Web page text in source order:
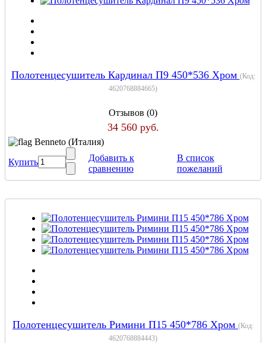
Полотенцесушитель Кардинал П9 450*536 Хром (Код:
4620768884665)
Отзывов (0)
34 560 руб.
Benneto (Италия)
Купить
Добавить к
сравнению
В список
пожеланий
Полотенцесушитель Римини П15 450*786 Хром (Код:
4620768884443)